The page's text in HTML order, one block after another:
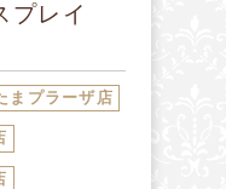
プレイ
まプラーザ店